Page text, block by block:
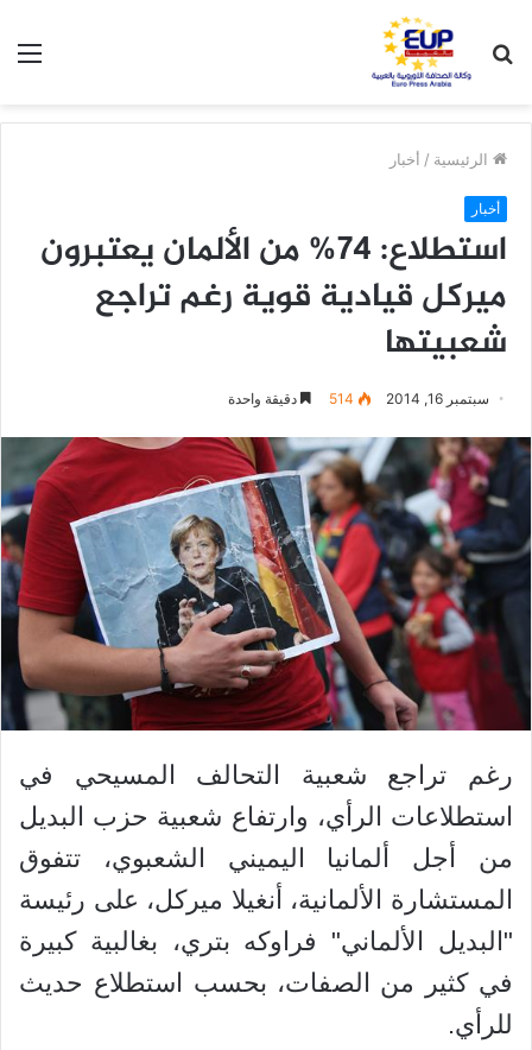
عن
الرئيسية / أخبار
أخبار
استطلاع: 74% من الألمان يعتبرون
ميركل قيادية قوية رغم تراجع
شعبيتها
سبتمبر 16, 2014 514 دقيقة واحدة
رغم تراجع شعبية التحالف المسيحي في
استطلاعات الرأي، وارتفاع شعبية حزب البديل
من أجل ألمانيا اليميني الشعبوي، تتفوق
المستشارة الألمانية، أنغيلا ميركل، على رئيسة
"البديل الألماني" فراوكه بتري، بغالبية كبيرة
في كثير من الصفات، بحسب استطلاع حديث
للرأي.